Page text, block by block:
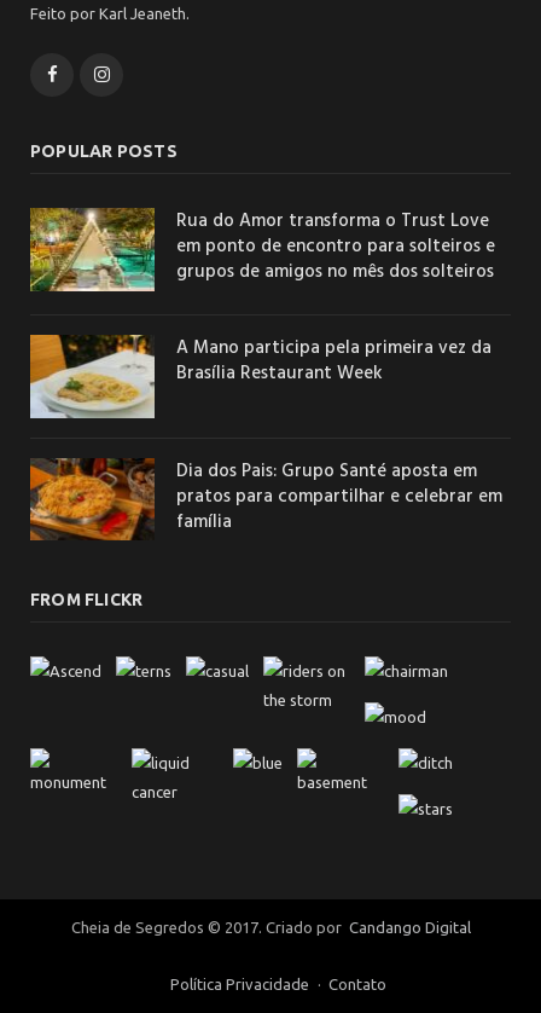
Feito por Karl Jeaneth.
FacebookInstagram
POPULAR POSTS
Rua do Amor transforma o Trust Love
em ponto de encontro para solteiros e
grupos de amigos no mês dos solteiros
A Mano participa pela primeira vez da
Brasília Restaurant Week
Dia dos Pais: Grupo Santé aposta em
pratos para compartilhar e celebrar em
família
FROM FLICKR
Cheia de Segredos © 2017. Criado por Candango Digital
Política Privacidade Contato